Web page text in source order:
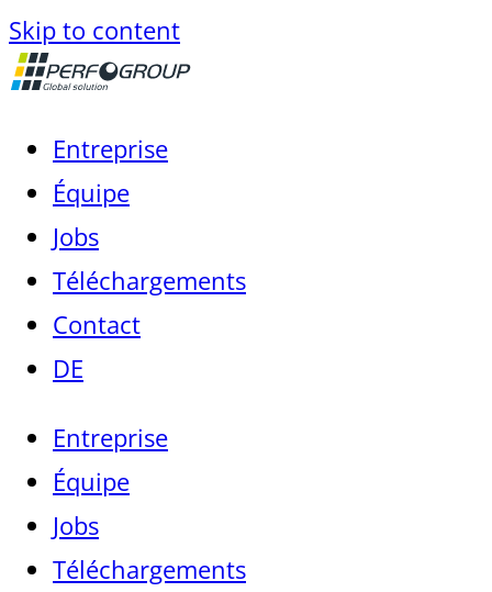
Skip to content
Entreprise
Équipe
Jobs
Téléchargements
Contact
DE
Entreprise
Équipe
Jobs
Téléchargements